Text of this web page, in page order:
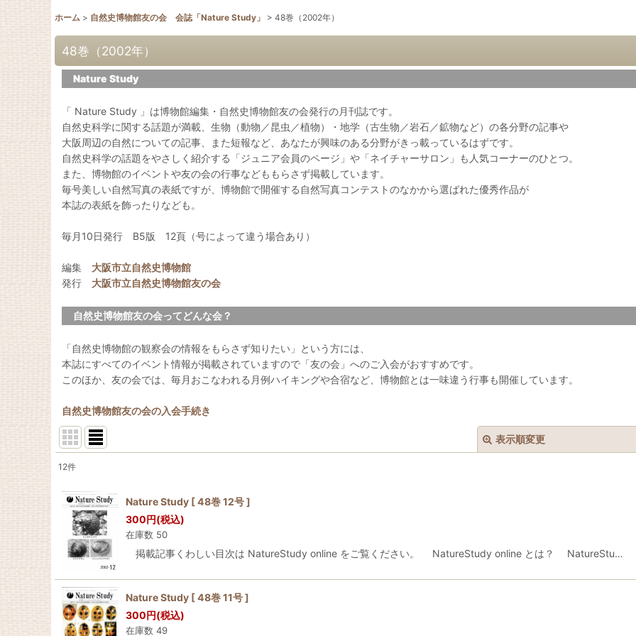
ホーム > 自然史博物館友の会 会誌「Nature Study」 > 48巻（2002年）
48巻（2002年）
Nature Study
「 Nature Study 」は博物館編集・自然史博物館友の会発行の月刊誌です。
自然史科学に関する話題が満載、生物（動物／昆虫／植物）・地学（古生物／岩石／鉱物など）の各分野の記事や
大阪周辺の自然についての記事、また短報など、あなたが興味のある分野がきっ載っているはずです。
自然史科学の話題をやさしく紹介する「ジュニア会員のページ」や「ネイチャーサロン」も人気コーナーのひとつ。
また、博物館のイベントや友の会の行事などももらさず掲載しています。
毎号美しい自然写真の表紙ですが、博物館で開催する自然写真コンテストのなかから選ばれた優秀作品が
本誌の表紙を飾ったりなども。
毎月10日発行 B5版 12頁（号によって違う場合あり）
編集 大阪市立自然史博物館
発行 大阪市立自然史博物館友の会
自然史博物館友の会ってどんな会？
「自然史博物館の観察会の情報をもらさず知りたい」という方には、
本誌にすべてのイベント情報が掲載されていますので「友の会」へのご入会がおすすめです。
このほか、友の会では、毎月おこなわれる月例ハイキングや合宿など、博物館とは一味違う行事も開催しています。
自然史博物館友の会の入会手続き
表示順変更
並び順:
絞り込む
12件
Nature Study [ 48巻 12号 ]
300円(税込)
在庫数 50
掲載記事くわしい目次は NatureStudy online をご覧ください。 NatureStudy online とは？ NatureStu…
Nature Study [ 48巻 11号 ]
300円(税込)
在庫数 49